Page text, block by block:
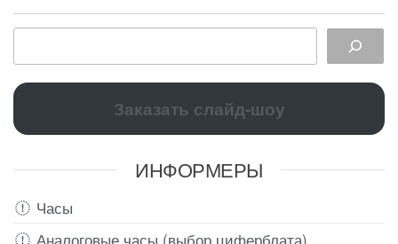
Заказать слайд-шоу
ИНФОРМЕРЫ
Часы
Аналоговые часы (выбор циферблата)